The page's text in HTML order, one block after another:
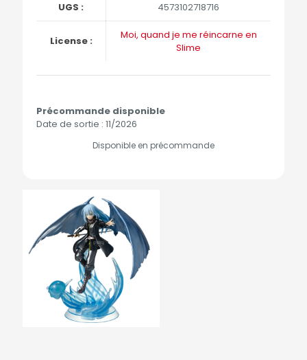
UGS : 4573102718716
License :
Moi, quand je me réincarne en
Slime
Précommande disponible
Date de sortie : 11/2026
Disponible en précommande